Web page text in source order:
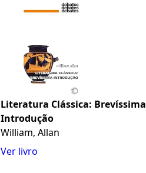
Literatura Clássica: Brevíssima
Introdução
William, Allan
Ver livro